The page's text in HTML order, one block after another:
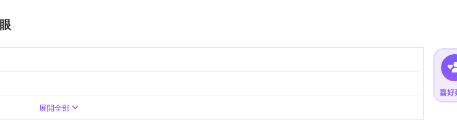
展開全部